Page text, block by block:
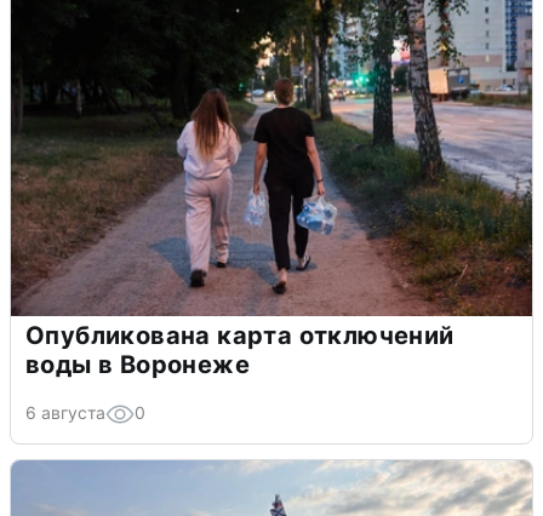
Опубликована карта отключений
воды в Воронеже
6 августа 0